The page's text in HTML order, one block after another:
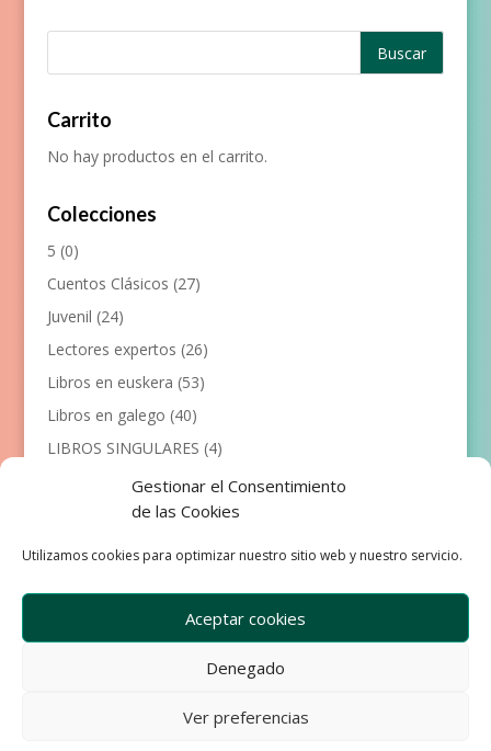
Gestionar el Consentimiento
de las Cookies
Utilizamos cookies para optimizar nuestro sitio web y nuestro servicio.
Aceptar cookies
Denegado
Ver preferencias
Carrito
No hay productos en el carrito.
Colecciones
5 (0)
Cuentos Clásicos (27)
Juvenil (24)
Lectores expertos (26)
Libros en euskera (53)
Libros en galego (40)
LIBROS SINGULARES (4)
Llibres en català (117)
Manualidades (53)
Primeros lectores
(101)
Aviso Legal
Condiciones de Venta
Política de privacidad